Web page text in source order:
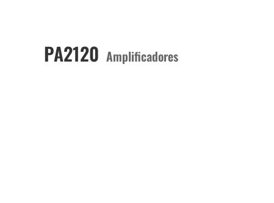
PA2120 Amplificadores